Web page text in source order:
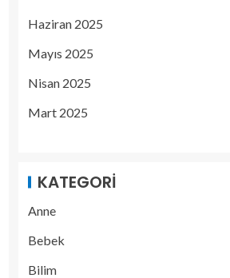
Haziran 2025
Mayıs 2025
Nisan 2025
Mart 2025
KATEGORI
Anne
Bebek
Bilim